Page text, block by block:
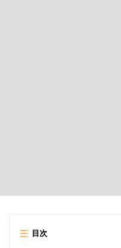
目次